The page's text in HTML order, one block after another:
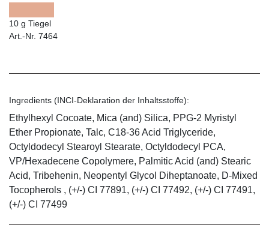
10 g Tiegel
Art.-Nr. 7464
Ingredients (INCI-Deklaration der Inhaltsstoffe):
Ethylhexyl Cocoate, Mica (and) Silica, PPG-2 Myristyl
Ether Propionate, Talc, C18-36 Acid Triglyceride,
Octyldodecyl Stearoyl Stearate, Octyldodecyl PCA,
VP/Hexadecene Copolymere, Palmitic Acid (and) Stearic
Acid, Tribehenin, Neopentyl Glycol Diheptanoate, D-Mixed
Tocopherols , (+/-) CI 77891, (+/-) CI 77492, (+/-) CI 77491,
(+/-) CI 77499